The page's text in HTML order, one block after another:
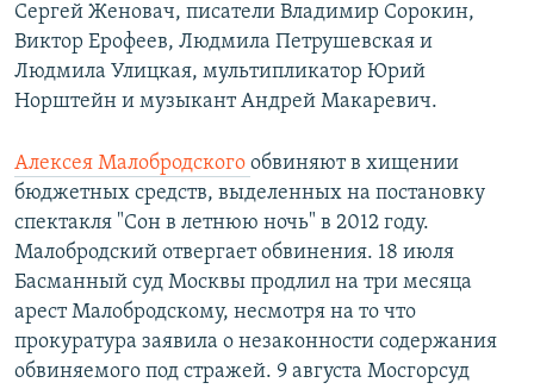
Сергей Женовач, писатели Владимир Сорокин,
Виктор Ерофеев, Людмила Петрушевская и
Людмила Улицкая, мультипликатор Юрий
Норштейн и музыкант Андрей Макаревич.
Алексея Малобродского обвиняют в хищении
бюджетных средств, выделенных на постановку
спектакля "Сон в летнюю ночь" в 2012 году.
Малобродский отвергает обвинения. 18 июля
Басманный суд Москвы продлил на три месяца
арест Малобродскому, несмотря на то что
прокуратура заявила о незаконности содержания
обвиняемого под стражей. 9 августа Мосгорсуд